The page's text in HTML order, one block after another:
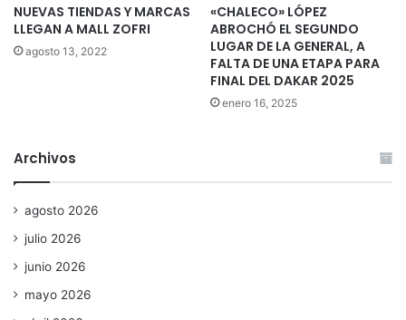
NUEVAS TIENDAS Y MARCAS
LLEGAN A MALL ZOFRI
agosto 13, 2022
«CHALECO» LÓPEZ
ABROCHÓ EL SEGUNDO
LUGAR DE LA GENERAL, A
FALTA DE UNA ETAPA PARA
FINAL DEL DAKAR 2025
enero 16, 2025
Archivos
agosto 2026
julio 2026
junio 2026
mayo 2026